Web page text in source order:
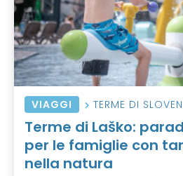
VIAGGI TERME DI
Terme di Laško:
per le famiglie con
nella natura